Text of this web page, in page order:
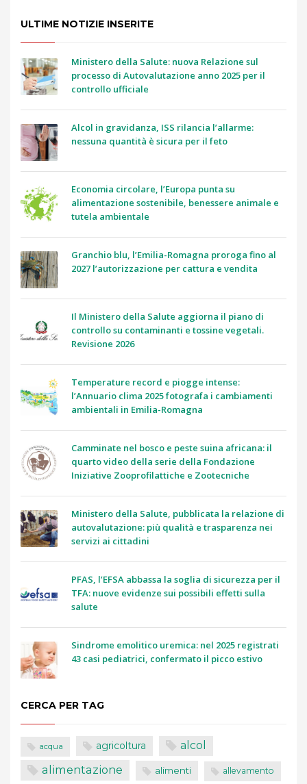
ULTIME NOTIZIE INSERITE
Ministero della Salute: nuova Relazione sul
processo di Autovalutazione anno 2025 per il
controllo ufficiale
Alcol in gravidanza, ISS rilancia l’allarme:
nessuna quantità è sicura per il feto
Economia circolare, l’Europa punta su
alimentazione sostenibile, benessere animale e
tutela ambientale
Granchio blu, l’Emilia-Romagna proroga fino al
2027 l’autorizzazione per cattura e vendita
Il Ministero della Salute aggiorna il piano di
controllo su contaminanti e tossine vegetali.
Revisione 2026
Temperature record e piogge intense:
l’Annuario clima 2025 fotografa i cambiamenti
ambientali in Emilia-Romagna
Camminate nel bosco e peste suina africana: il
quarto video della serie della Fondazione
Iniziative Zooprofilattiche e Zootecniche
Ministero della Salute, pubblicata la relazione di
autovalutazione: più qualità e trasparenza nei
servizi ai cittadini
PFAS, l’EFSA abbassa la soglia di sicurezza per il
TFA: nuove evidenze sui possibili effetti sulla
salute
Sindrome emolitico uremica: nel 2025 registrati
43 casi pediatrici, confermato il picco estivo
CERCA PER TAG
acqua agricoltura alcol
alimentazione alimenti allevamento